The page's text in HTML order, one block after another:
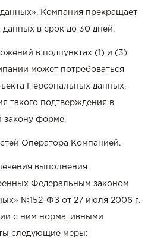
Компания прекращает
в срок до 30 дней.
в подпунктах (1) и (3)
может потребоваться
Персональных данных,
такого подтверждения в
закону форме.
Оператора Компанией.
выполнения
Федеральным законом
№152-ФЗ от 27 июля 2006 г.
с ним нормативными
следующие меры: